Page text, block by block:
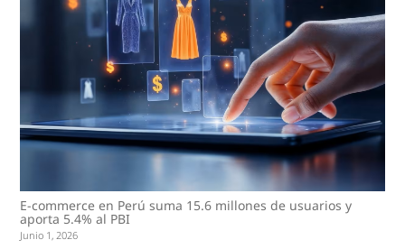
E-commerce en Perú suma 15.6 millones de usuarios y
aporta 5.4% al PBI
Junio 1, 2026